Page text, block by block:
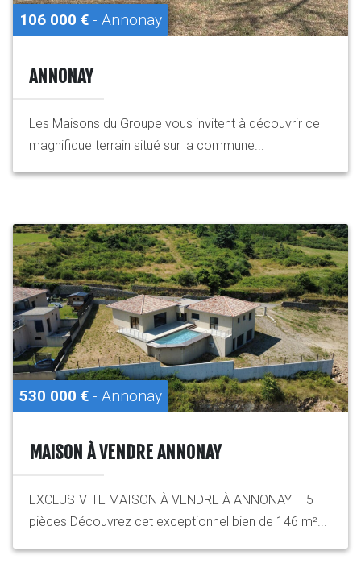
106 000 € - Annonay
ANNONAY
Les Maisons du Groupe vous invitent à découvrir ce
magnifique terrain situé sur la commune...
530 000 € - Annonay
MAISON À VENDRE ANNONAY
EXCLUSIVITE MAISON À VENDRE À ANNONAY – 5
pièces Découvrez cet exceptionnel bien de 146 m²...